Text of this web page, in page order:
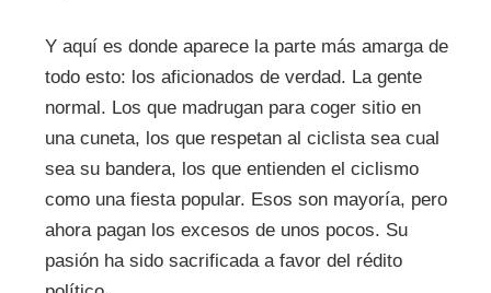
Y aquí es donde aparece la parte más amarga de
todo esto: los aficionados de verdad. La gente
normal. Los que madrugan para coger sitio en
una cuneta, los que respetan al ciclista sea cual
sea su bandera, los que entienden el ciclismo
como una fiesta popular. Esos son mayoría, pero
ahora pagan los excesos de unos pocos. Su
pasión ha sido sacrificada a favor del rédito